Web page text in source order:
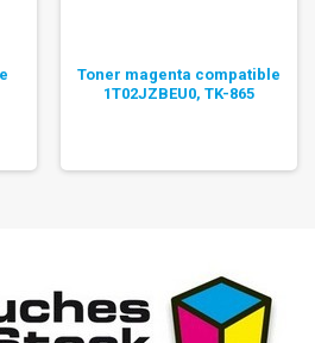
Toner magenta compatible
1T02JZBEU0, TK-865